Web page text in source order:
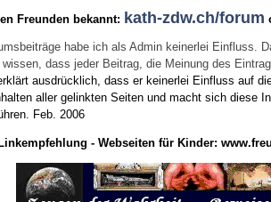
Freunden bekannt: kath-zdw.ch/forum
habe ich als Admin keinerlei
dass jeder Beitrag, die Meinung des
ausdrücklich, dass er keinerlei Einfluss auf
aller gelinkten Seiten und macht sich diese
Feb. 2006
Linkempfehlung - Webseiten für Kinder: